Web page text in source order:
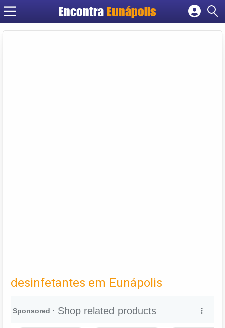
EncontraEunápolis
Cadastrar empresa
desinfetantes em Eunápolis